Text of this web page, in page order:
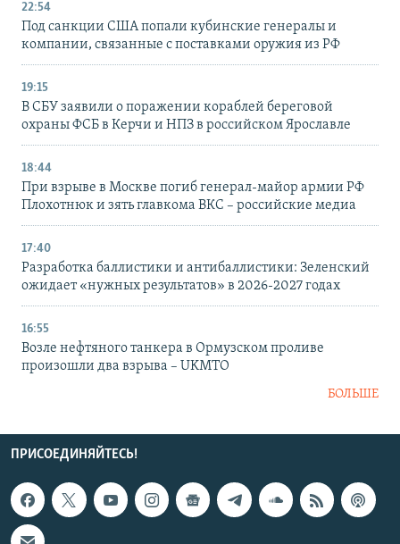
22:54
Под санкции США попали кубинские генералы и
компании, связанные с поставками оружия из РФ
19:15
В СБУ заявили о поражении кораблей береговой
охраны ФСБ в Керчи и НПЗ в российском Ярославле
18:44
При взрыве в Москве погиб генерал-майор армии РФ
Плохотнюк и зять главкома ВКС – российские медиа
17:40
Разработка баллистики и антибаллистики: Зеленский
ожидает «нужных результатов» в 2026-2027 годах
16:55
Возле нефтяного танкера в Ормузском проливе
произошли два взрыва – UKMTO
БОЛЬШЕ
ПРИСОЕДИНЯЙТЕСЬ!